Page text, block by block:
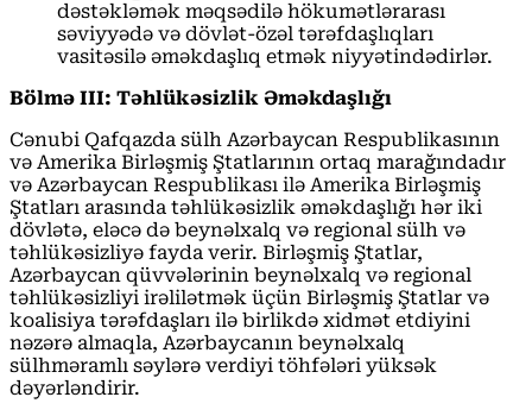
dəstəkləmək məqsədilə hökumətlərarası
səviyyədə və dövlət-özəl tərəfdaşlıqları
vasitəsilə əməkdaşlıq etmək niyyətindədirlər.
Bölmə III: Təhlükəsizlik Əməkdaşlığı
Cənubi Qafqazda sülh Azərbaycan Respublikasının
və Amerika Birləşmiş Ştatlarının ortaq marağındadır
və Azərbaycan Respublikası ilə Amerika Birləşmiş
Ştatları arasında təhlükəsizlik əməkdaşlığı hər iki
dövlətə, eləcə də beynəlxalq və regional sülh və
təhlükəsizliyə fayda verir. Birləşmiş Ştatlar,
Azərbaycan qüvvələrinin beynəlxalq və regional
təhlükəsizliyi irəlilətmək üçün Birləşmiş Ştatlar və
koalisiya tərəfdaşları ilə birlikdə xidmət etdiyini
nəzərə almaqla, Azərbaycanın beynəlxalq
sülhməramlı səylərə verdiyi töhfələri yüksək
dəyərləndirir.